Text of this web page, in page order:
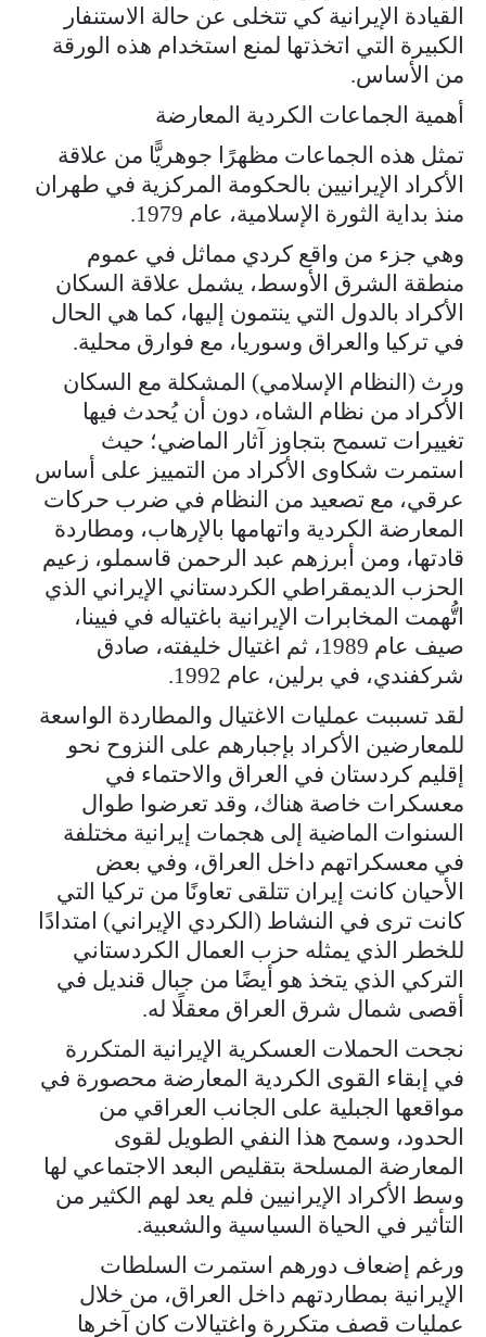
القيادة الإيرانية كي تتخلى عن حالة الاستنفار
الكبيرة التي اتخذتها لمنع استخدام هذه الورقة
من الأساس.
أهمية الجماعات الكردية المعارضة
تمثل هذه الجماعات مظهرًا جوهريًّا من علاقة
الأكراد الإيرانيين بالحكومة المركزية في طهران
منذ بداية الثورة الإسلامية، عام 1979.
وهي جزء من واقع كردي مماثل في عموم
منطقة الشرق الأوسط، يشمل علاقة السكان
الأكراد بالدول التي ينتمون إليها، كما هي الحال
في تركيا والعراق وسوريا، مع فوارق محلية.
ورث (النظام الإسلامي) المشكلة مع السكان
الأكراد من نظام الشاه، دون أن يُحدث فيها
تغييرات تسمح بتجاوز آثار الماضي؛ حيث
استمرت شكاوى الأكراد من التمييز على أساس
عرقي، مع تصعيد من النظام في ضرب حركات
المعارضة الكردية واتهامها بالإرهاب، ومطاردة
قادتها، ومن أبرزهم عبد الرحمن قاسملو، زعيم
الحزب الديمقراطي الكردستاني الإيراني الذي
اتُّهمت المخابرات الإيرانية باغتياله في فيينا،
صيف عام 1989، ثم اغتيال خليفته، صادق
شركفندي، في برلين، عام 1992.
لقد تسببت عمليات الاغتيال والمطاردة الواسعة
للمعارضين الأكراد بإجبارهم على النزوح نحو
إقليم كردستان في العراق والاحتماء في
معسكرات خاصة هناك، وقد تعرضوا طوال
السنوات الماضية إلى هجمات إيرانية مختلفة
في معسكراتهم داخل العراق، وفي بعض
الأحيان كانت إيران تتلقى تعاونًا من تركيا التي
كانت ترى في النشاط (الكردي الإيراني) امتدادًا
للخطر الذي يمثله حزب العمال الكردستاني
التركي الذي يتخذ هو أيضًا من جبال قنديل في
أقصى شمال شرق العراق معقلًا له.
نجحت الحملات العسكرية الإيرانية المتكررة
في إبقاء القوى الكردية المعارضة محصورة في
مواقعها الجبلية على الجانب العراقي من
الحدود، وسمح هذا النفي الطويل لقوى
المعارضة المسلحة بتقليص البعد الاجتماعي لها
وسط الأكراد الإيرانيين فلم يعد لهم الكثير من
التأثير في الحياة السياسية والشعبية.
ورغم إضعاف دورهم استمرت السلطات
الإيرانية بمطاردتهم داخل العراق، من خلال
عمليات قصف متكررة واغتيالات كان آخرها